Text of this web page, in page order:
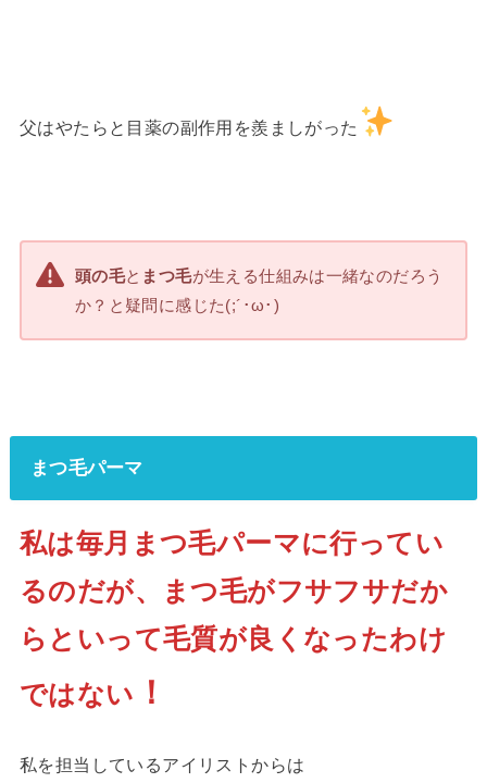
父はやたらと目薬の副作用を羨ましがった
頭の毛と まつ毛が生える仕組みは一緒なのだろう
か？と疑問に感じた(;´･ω･)
まつ毛パーマ
私は毎月まつ毛パーマに行ってい
るのだが、まつ毛がフサフサだか
らといって毛質が良くなったわけ
ではない ！
私を担当しているアイリストからは